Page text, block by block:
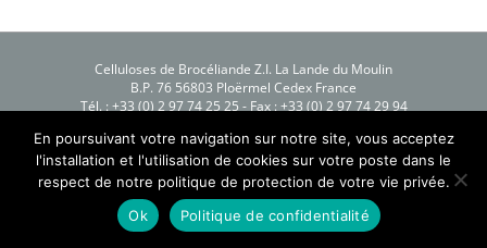
Celluloses de Brocéliande Z.I. La Lande du Moulin
B.P. 76 56803 Ploërmel Cedex France
Tél. : +33 (0) 2 97 74 25 25 - Fax : +33 (0) 2 97 74 29 94
Création Process Blue
Copyright 2016 Celluloses de Brocéliande
En poursuivant votre navigation sur notre site, vous acceptez
l'installation et l'utilisation de cookies sur votre poste dans le
respect de notre politique de protection de votre vie privée.
Ok
Politique de confidentialité